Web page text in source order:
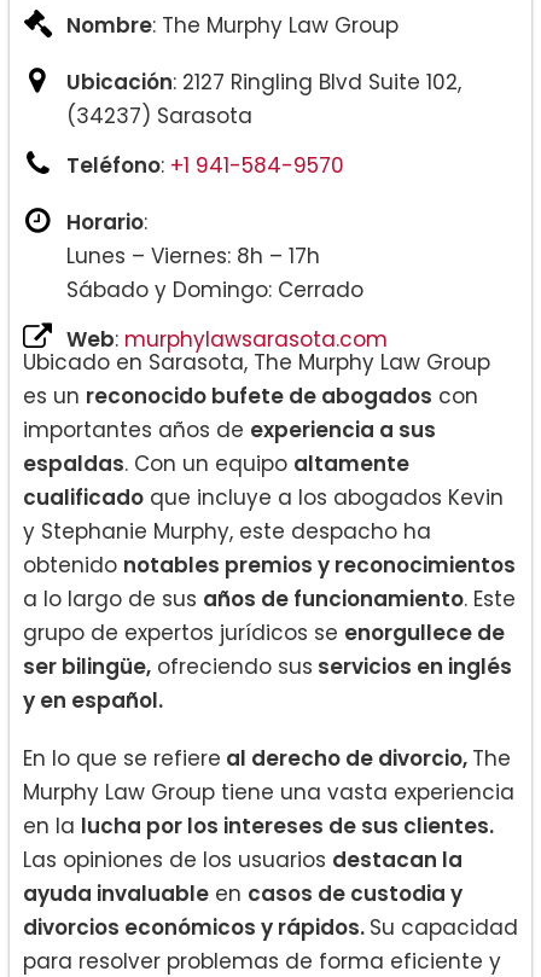
Nombre: The Murphy Law Group
Ubicación: 2127 Ringling Blvd Suite 102,
(34237) Sarasota
Teléfono: +1 941-584-9570
Horario:
Lunes – Viernes: 8h – 17h
Sábado y Domingo: Cerrado
Web: murphylawsarasota.com
Ubicado en Sarasota, The Murphy Law Group
es un reconocido bufete de abogados con
importantes años de experiencia a sus
espaldas. Con un equipo altamente
cualificado que incluye a los abogados Kevin
y Stephanie Murphy, este despacho ha
obtenido notables premios y reconocimientos
a lo largo de sus años de funcionamiento. Este
grupo de expertos jurídicos se enorgullece de
ser bilingüe, ofreciendo sus servicios en inglés
y en español.
En lo que se refiere al derecho de divorcio, The
Murphy Law Group tiene una vasta experiencia
en la lucha por los intereses de sus clientes.
Las opiniones de los usuarios destacan la
ayuda invaluable en casos de custodia y
divorcios económicos y rápidos. Su capacidad
para resolver problemas de forma eficiente y